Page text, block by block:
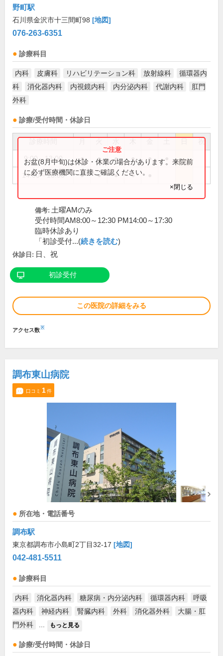
野町駅
石川県金沢市十三間町98 [地図]
076-263-6351
診療科目
内科 皮膚科 リハビリテーション科 放射線科
循環器内
科
消化器内科 内視鏡内科 内分泌内科 代謝内科
肛門
外科
診療/受付時間・休診日
祝
9:00～13:00 ● ● ● ● ●
14:00～18:00 ● ● ● ●
お盆(8月中旬)は休診・休業の場合があります。来院前
に必ず医療機関に直接ご確認ください。
×閉じる
備考: 土曜AMのみ
受付時間AM8:00～12:30 PM14:00～17:30
臨時休診あり
「初診受付...(続きを読む)
休診日: 日、祝
初診受付
この医院の詳細をみる
アクセス数※
調布東山病院
口コミ 1件
所在地・電話番号
調布駅
東京都調布市小島町2丁目32-17 [地図]
042-481-5511
診療科目
内科 消化器内科 糖尿病・内分泌内科 循環器内科
呼吸
器内科
神経内科 腎臓内科 外科 消化器外科
大腸・肛
門外科
もっと見る
診療/受付時間・休診日